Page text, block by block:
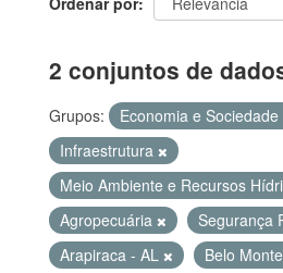
2 conjuntos de
Grupos:
Economia e Sociedade
Infraestrutura
Meio Ambiente e Recursos
Agropecuária
Segurança
Arapiraca - AL
Belo